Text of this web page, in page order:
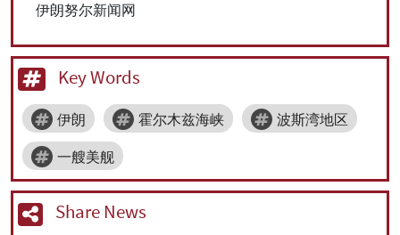
伊朗努尔新闻网
Key Words
伊朗 霍尔木兹海峡 波斯湾地区
一艘美舰
Share News